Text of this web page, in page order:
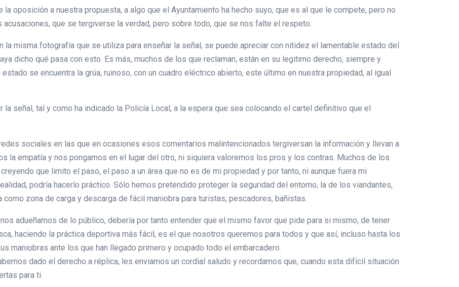
oposición a nuestra propuesta, a algo que el Ayuntamiento ha hecho suyo, que es al que le compete, pero no
que se tergiverse la verdad, pero sobre todo, que se nos falte el respeto.
la misma fotografía que se utiliza para enseñar la señal, se puede apreciar con nitidez el lamentable estado del
dicho qué pasa con esto. Es más, muchos de los que reclaman, están en su legitimo derecho, siempre y
se encuentra la grúa, ruinoso, con un cuadro eléctrico abierto, este último en nuestra propiedad, al igual
la señal, tal y como ha indicado la Policía Local, a la espera que sea colocando el cartel definitivo que el
sociales en las que en ocasiones esos comentarios malintencionados tergiversan la información y llevan a
la empatía y nos pongamos en el lugar del otro, ni siquiera valoremos los pros y los contras. Muchos de los
que limito el paso, el paso a un área que no es de mi propiedad y por tanto, ni aunque fuera mi
podría hacerlo práctico. Sólo hemos pretendido proteger la seguridad del entorno, la de los viandantes,
zona de carga y descarga de fácil maniobra para turistas, pescadores, bañistas.
adueñamos de lo público, debería por tanto entender que el mismo favor que pide para si mismo, de tener
haciendo la práctica deportiva más fácil, es el que nosotros queremos para todos y que así, incluso hasta los
maniobras ante los que han llegado primero y ocupado todo el embarcadero.
dado el derecho a réplica, les enviamos un cordial saludo y recordamos que, cuando esta difícil situación
para ti.